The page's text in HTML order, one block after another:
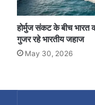
होर्मुज संकट के बीच भारत
गुजर रहे भारतीय जहाज
May 30, 2026